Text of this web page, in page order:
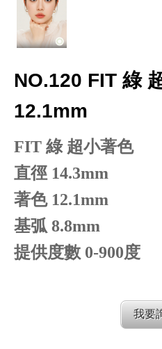
NO.120 FIT 綠
12.1mm
FIT 綠 超小著色
直徑 14.3mm
著色 12.1mm
基弧 8.8mm
提供度數 0-900度
我要